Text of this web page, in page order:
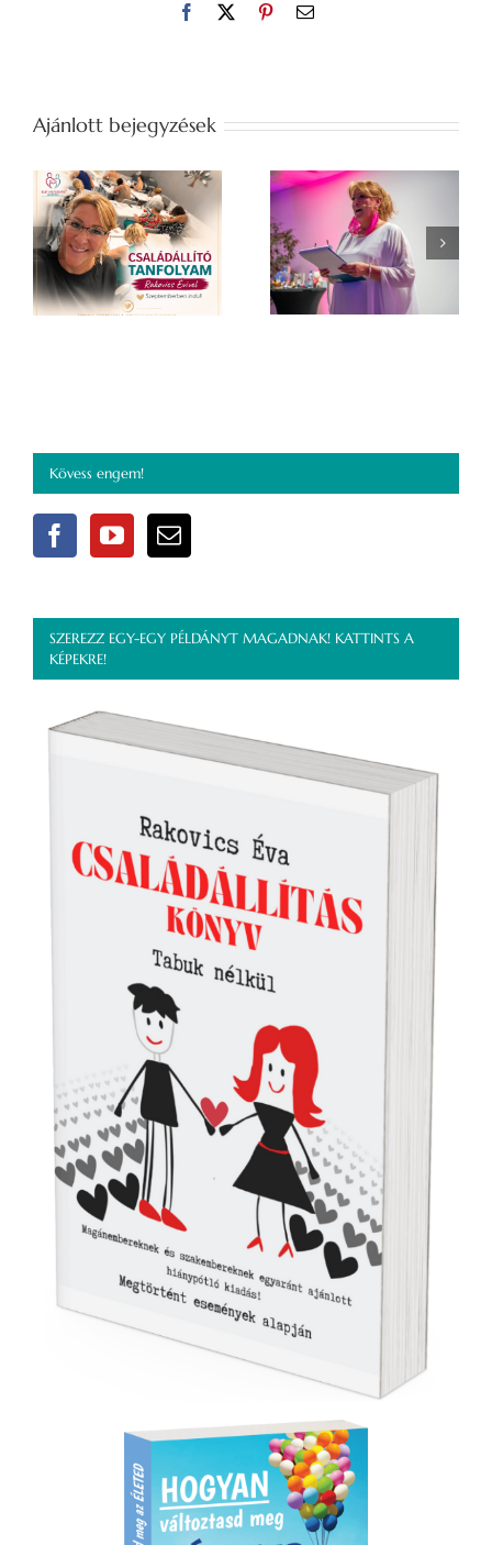
Facebook PinterestEmail:
Ajánlott bejegyzések
BOLDOGSÁGTESZT
„Ha megérted a
múltad, felszabadul
a jövőd.”
Kövess engem!
SZEREZZ EGY-EGY PÉLDÁNYT MAGADNAK! KATTINTS A
KÉPEKRE!